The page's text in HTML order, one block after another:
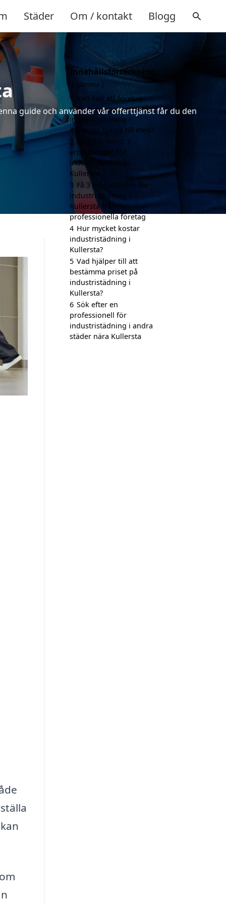
Städer Om / kontakt Blogg
guide och använder vår offerttjänst får du den
Innehållsförteckning
gömma
1 Vad kan ett företag
som är specialiserat på
industristädning i
Kullersta hjälpa till med?
2 Få alltid minst 3
erbjudanden för
industristädning i
Kullersta
3 Få 3 erbjudanden för
industristädning i
Kullersta från
professionella företag
4 Hur mycket kostar
industristädning i
Kullersta?
5 Vad hjälper till att
bestämma priset på
industristädning i
Kullersta?
6 Sök efter en
professionell för
industristädning i andra
städer nära Kullersta